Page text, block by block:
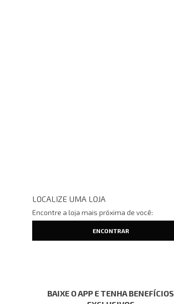
LOCALIZE UMA LOJA
Encontre a loja mais próxima de você:
BAIXE O APP E TENHA BENEFÍCIOS